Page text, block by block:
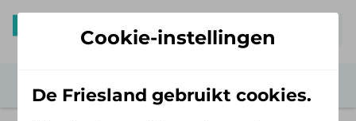
Cookie-instellingen
De Friesland gebruikt cookies.